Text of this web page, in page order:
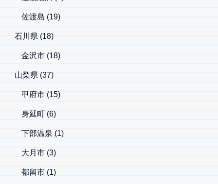
佐渡島 (19)
石川県 (18)
金沢市 (18)
山梨県 (37)
甲府市 (15)
身延町 (6)
下部温泉 (1)
大月市 (3)
都留市 (1)